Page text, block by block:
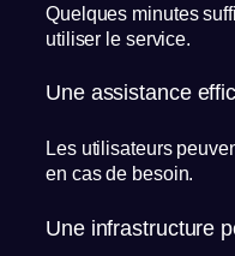
Quelques minutes
utiliser le service.
Une assistance
Les utilisateurs
en cas de besoin.
Une infrastructure